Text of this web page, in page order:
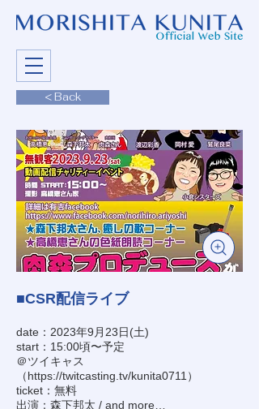
< Back
■CSR配信ライブ
date：2023年9月23日(土)
start：15:00頃〜予定
＠ツイキャス
（https://twitcasting.tv/kunita0711 ）
ticket：無料
出演：森下邦太 / and more…